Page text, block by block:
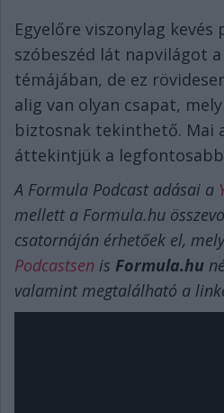
Egyelőre viszonylag kevés
szóbeszéd lát napvilágot
témájában, de ez
alig van olyan csapat,
biztosnak tekinthető. Mai
áttekintjük a
A Formula Podcast adásai a
mellett a Formula.hu
csatornáján érhetőek el,
Podcastsen is Formula.hu
valamint megtalálható a